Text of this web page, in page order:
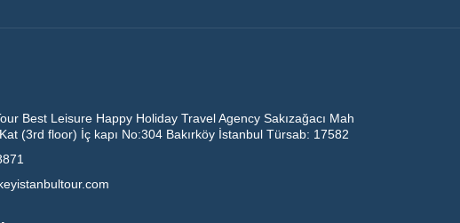
Best Leisure Happy Holiday Travel Agency Sakızağacı Mah
(3rd floor) İç kapı No:304 Bakırköy İstanbul Türsab: 17582